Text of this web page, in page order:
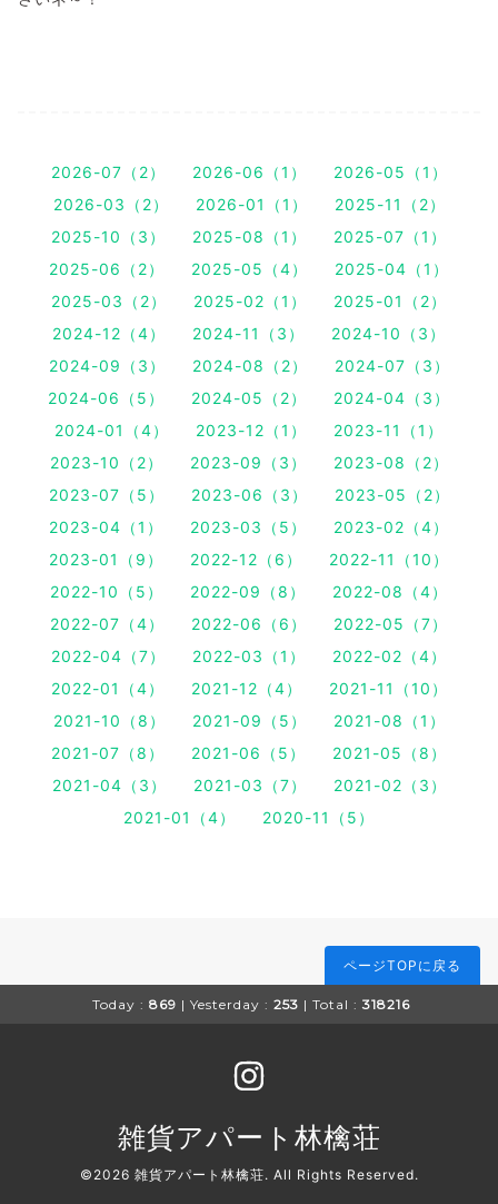
2026-07（2） 2026-06（1）
2026-05（1）
2026-03（2）
2026-01（1）
2025-11（2）
2025-10（3）
2025-08（1）
2025-07（1）
2025-06（2）
2025-05（4）
2025-04（1）
2025-03（2）
2025-02（1）
2025-01（2）
2024-12（4）
2024-11（3）
2024-10（3）
2024-09（3）
2024-08（2）
2024-07（3）
2024-06（5）
2024-05（2）
2024-04（3）
2024-01（4）
2023-12（1）
2023-11（1）
2023-10（2）
2023-09（3）
2023-08（2）
2023-07（5）
2023-06（3）
2023-05（2）
2023-04（1）
2023-03（5）
2023-02（4）
2023-01（9）
2022-12（6）
2022-11（10）
2022-10（5）
2022-09（8）
2022-08（4）
2022-07（4）
2022-06（6）
2022-05（7）
2022-04（7）
2022-03（1）
2022-02（4）
2022-01（4）
2021-12（4）
2021-11（10）
2021-10（8）
2021-09（5）
2021-08（1）
2021-07（8）
2021-06（5）
2021-05（8）
2021-04（3）
2021-03（7）
2021-02（3）
2021-01（4）
2020-11（5）
ページTOPに戻る
Today : 869 | Yesterday : 253 | Total : 318216
雑貨アパート林檎荘
©2026 雑貨アパート林檎荘. All Rights Reserved.